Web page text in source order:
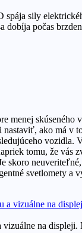
sily
dobíja počas
ako má v
tomu, že
skoro
svetlomety a
na displeji.